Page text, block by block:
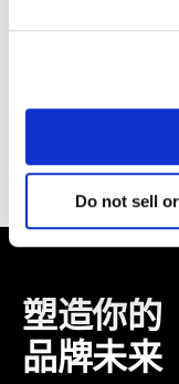
Do not sell
塑造你的
品牌未来